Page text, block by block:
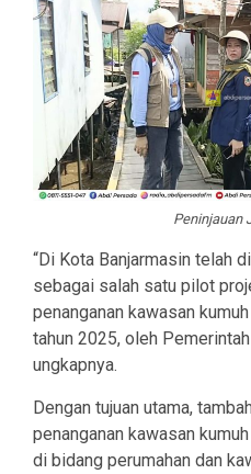
Peninjauan
“Di Kota Banjarmasin telah
sebagai salah satu pilot
penanganan kawasan
tahun 2025, oleh
ungkapnya.
Dengan tujuan utama,
penanganan kawasan
di bidang perumahan dan